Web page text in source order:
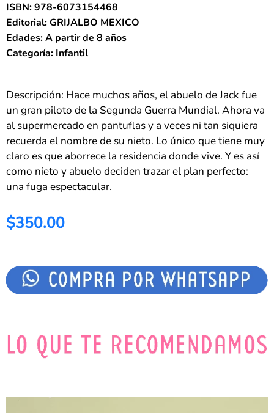
ISBN: 978-6073154468
Editorial: GRIJALBO MEXICO
Edades: A partir de 8 años
Categoría: Infantil
Descripción: Hace muchos años, el abuelo de Jack fue
un gran piloto de la Segunda Guerra Mundial. Ahora va
al supermercado en pantuflas y a veces ni tan siquiera
recuerda el nombre de su nieto. Lo único que tiene muy
claro es que aborrece la residencia donde vive. Y es así
como nieto y abuelo deciden trazar el plan perfecto:
una fuga espectacular.
$350.00